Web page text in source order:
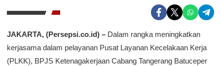
JAKARTA, (Persepsi.co.id) – Dalam rangka meningkatkan
kerjasama dalam pelayanan Pusat Layanan Kecelakaan Kerja
(PLKK), BPJS Ketenagakerjaan Cabang Tangerang Batuceper